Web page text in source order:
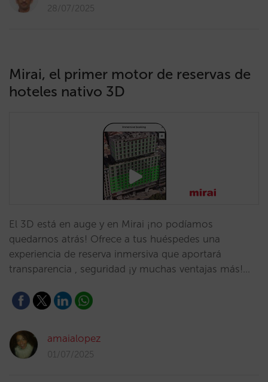
28/07/2025
Mirai, el primer motor de reservas de
hoteles nativo 3D
El 3D está en auge y en Mirai ¡no podíamos
quedarnos atrás! Ofrece a tus huéspedes una
experiencia de reserva inmersiva que aportará
transparencia , seguridad ¡y muchas ventajas más!…
amaialopez
01/07/2025